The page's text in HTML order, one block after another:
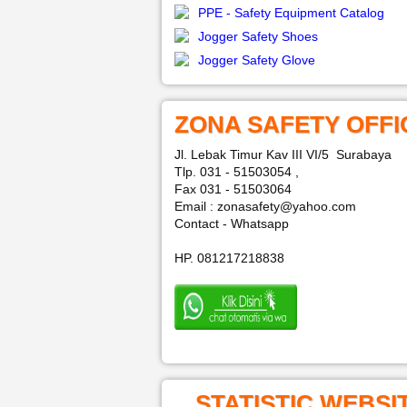
PPE - Safety Equipment Catalog
Jogger Safety Shoes
Jogger Safety Glove
ZONA SAFETY
Jl. Lebak Timur Kav III VI/5 Surabaya
Tlp. 031 - 51503054 ,
Fax 031 - 51503064
Email : zonasafety@yahoo.com
Contact - Whatsapp
HP. 081217218838